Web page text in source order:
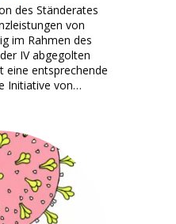
des Ständerates
von
im Rahmen des
IV abgegolten
eine entsprechende
Initiative von…